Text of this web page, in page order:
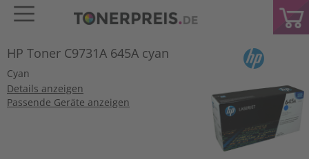
HP Toner C9731A 645A cyan
Cyan
Details anzeigen
Passende Geräte anzeigen